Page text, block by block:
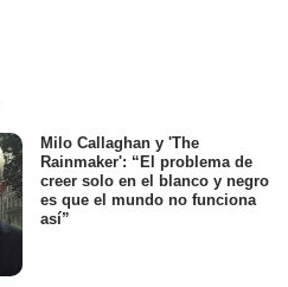
Milo Callaghan y 'The
Rainmaker': “El problema de
creer solo en el blanco y negro
es que el mundo no funciona
así”